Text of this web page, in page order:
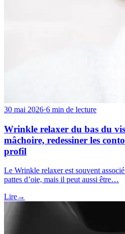
30 mai 2026·6 min de lecture
Wrinkle relaxer du bas du
mâchoire, redessiner les
profil
Le Wrinkle relaxer est souvent
pattes d’oie, mais il peut aussi être…
Lire→